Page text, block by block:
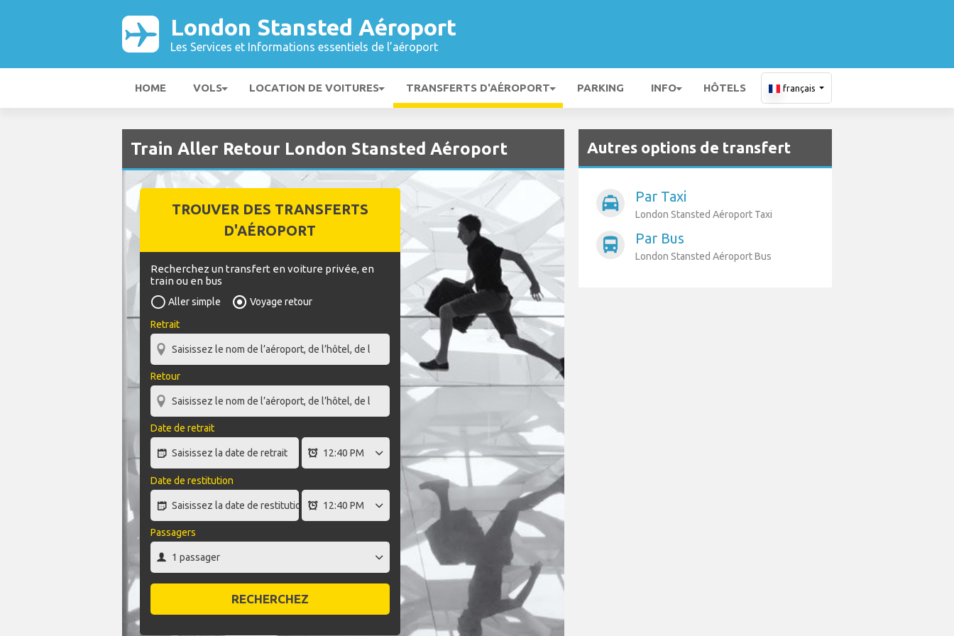
London Stansted Aéroport
Les Services et Informations essentiels de l’aéroport
HOME VOLS LOCATION DE VOITURES TRANSFERTS D'AÉROPORT PARKING INFO HÔTELS français
Train Aller Retour London Stansted Aéroport
TROUVER DES TRANSFERTS
D'AÉROPORT
Recherchez un transfert en voiture privée, en
train ou en bus
Aller simple
Voyage retour
Retrait
Retour
Date de retrait
Date de restitution
Passagers
RECHERCHEZ
Autres options de transfert
local_taxi Par Taxi
London Stansted Aéroport Taxi
directions_bus Par Bus
London Stansted Aéroport Bus